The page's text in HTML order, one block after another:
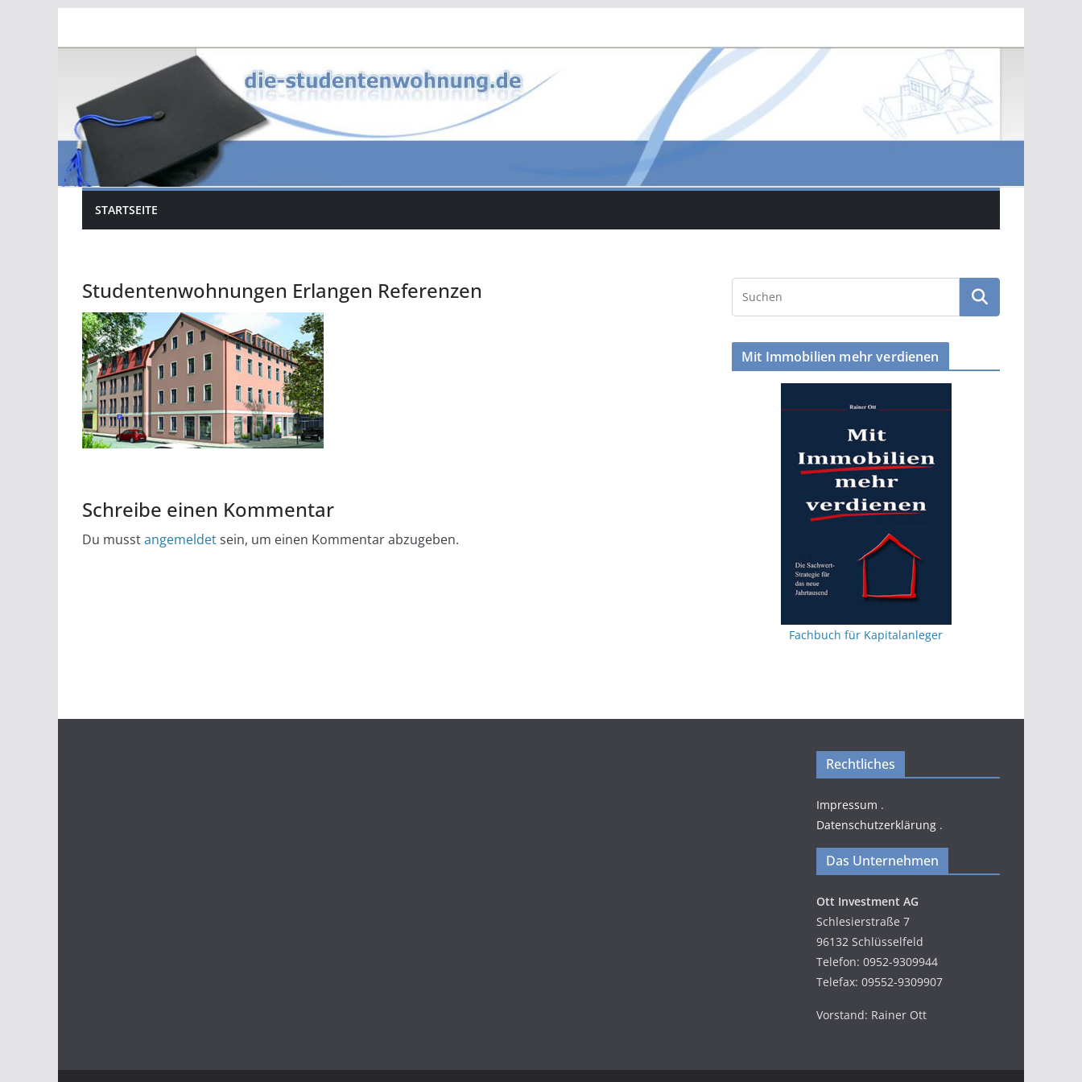
STARTSEITE
Studentenwohnungen Erlangen Referenzen
Schreibe einen Kommentar
Du musstangemeldetsein, um einen Kommentar abzugeben.
Mit Immobilien mehr verdienen
Fachbuch für Kapitalanleger
Rechtliches
Impressum .
Datenschutzerklärung .
Das Unternehmen
Ott Investment AG
Schlesierstraße 7
96132 Schlüsselfeld
Telefon: 0952-9309944
Telefax: 09552-9309907
Vorstand: Rainer Ott